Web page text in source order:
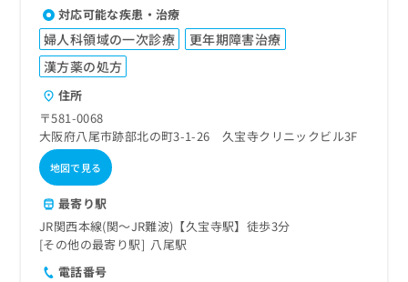
対応可能な疾患・治療
婦人科領域の一次診療
更年期障害治療
漢方薬の処方
住所
〒581-0068
大阪府八尾市跡部北の町3-1-26 久宝寺クリニックビル3F
地図で見る
最寄り駅
JR関西本線(関～JR難波)【久宝寺駅】徒歩3分
その他の最寄り駅
八尾駅
電話番号